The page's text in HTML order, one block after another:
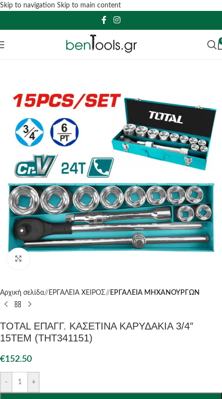
Skip to navigation Skip to main content
Αρχική σελίδα/ ΕΡΓΑΛΕΙΑ ΧΕΙΡΟΣ/ ΕΡΓΑΛΕΙΑ ΜΗΧΑΝΟΥΡΓΩΝ
TOTAL ΕΠΑΓΓ. ΚΑΣΕΤΙΝΑ ΚΑΡΥΔΑΚΙΑ 3/4″
15ΤΕΜ (THT341151)
€152.50
- +